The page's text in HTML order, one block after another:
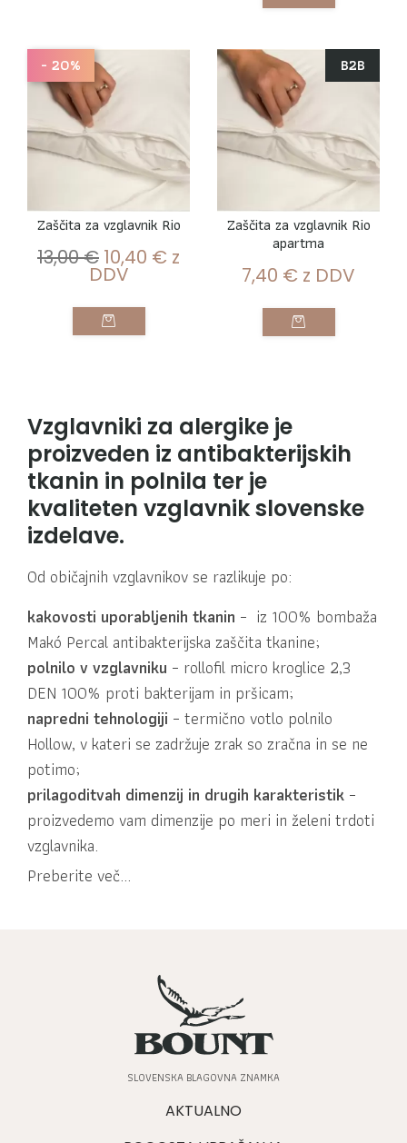
- 20%
Zaščita za vzglavnik Rio
13,00€ 10,40 € z
DDV
B2B
Zaščita za vzglavnik Rio
apartma
7,40 € z DDV
Vzglavniki za alergike je
proizveden iz antibakterijskih
tkanin in polnila ter je
kvaliteten vzglavnik slovenske
izdelave.
Od običajnih vzglavnikov se razlikuje po:
kakovosti uporabljenih tkanin – iz 100% bombaža
Makó Percal antibakterijska zaščita tkanine;
polnilo v vzglavniku – rollofil micro kroglice 2,3
DEN 100% proti bakterijam in pršicam;
napredni tehnologiji – termično votlo polnilo
Hollow, v kateri se zadržuje zrak so zračna in se ne
potimo;
prilagoditvah dimenzij in drugih karakteristik –
proizvedemo vam dimenzije po meri in želeni trdoti
vzglavnika.
Preberite več...
SLOVENSKA BLAGOVNA ZNAMKA
AKTUALNO